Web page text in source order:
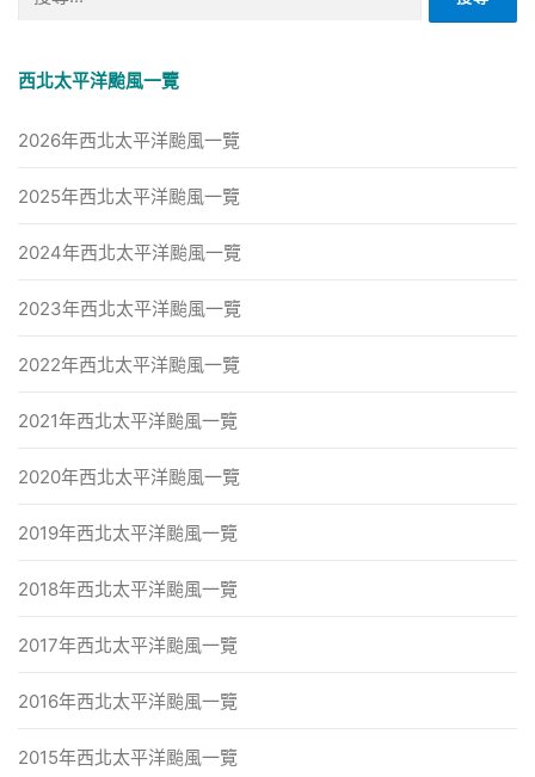
字:
西北太平洋颱風一覽
2026年西北太平洋颱風一覽
2025年西北太平洋颱風一覽
2024年西北太平洋颱風一覽
2023年西北太平洋颱風一覽
2022年西北太平洋颱風一覽
2021年西北太平洋颱風一覽
2020年西北太平洋颱風一覽
2019年西北太平洋颱風一覽
2018年西北太平洋颱風一覽
2017年西北太平洋颱風一覽
2016年西北太平洋颱風一覽
2015年西北太平洋颱風一覽